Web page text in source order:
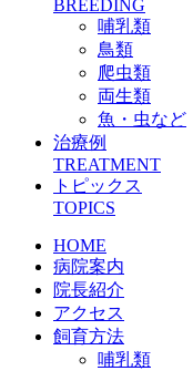
BREEDING
哺乳類
鳥類
爬虫類
両生類
魚・虫など
治療例
TREATMENT
トピックス
TOPICS
HOME
病院案内
院長紹介
アクセス
飼育方法
哺乳類